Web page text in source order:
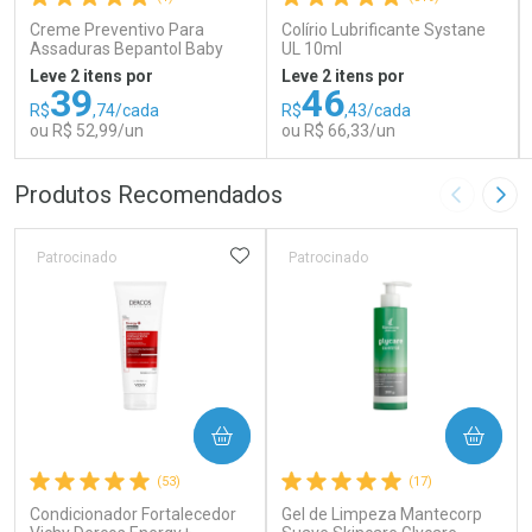
Creme Preventivo Para
Assaduras Bepantol Baby
Toy Story Personagens
Sortidos 120g
Leve 2 itens por
R$39,74/cada
ou R$ 52,99/un
FECHAR
Comprar sem Desconto
FECHAR
Por Menos
Comprar sem Desconto
Colírio Lubrificante Systane
UL 10ml
Leve 2 itens por
R$46,43/cada
ou R$ 66,33/un
Comprar sem Desconto
Por Menos
Comprar sem Desconto
Produtos Recomendados Imagem
(53)
Condicionador Fortalecedor
Patrocinado ADICIONAR AOS FAVORITOS
COMPRAR
(17)
Gel de Limpeza Mantecorp
Patrocinado
COMPRAR